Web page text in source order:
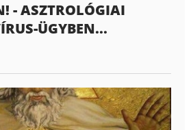
- ASZTROLÓGIAI
ÜGYBEN...